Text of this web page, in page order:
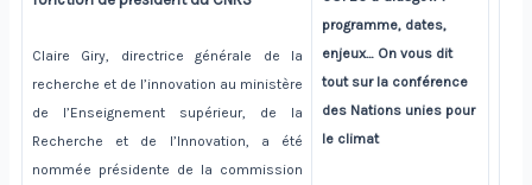
programme, dates,
enjeux… On vous dit
tout sur la conférence
des Nations unies pour
le climat
Claire Giry, directrice générale de la
recherche et de l’innovation au ministère
de l’Enseignement supérieur, de la
Recherche et de l’Innovation, a été
nommée présidente de la commission